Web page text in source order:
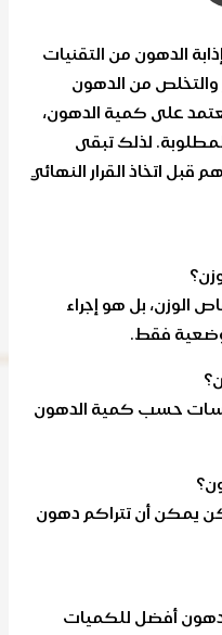
الدهون من التقنيات
من الدهون
على كمية الدهون،
لذلك تبقى
اتخاذ القرار النهائي
الوزن، بل هو إجراء
فقط.
المريض من 2 إلى 6 جلسات حسب كمية الدهون
لكن يمكن أن تتراكم دهون
أفضل للكميات